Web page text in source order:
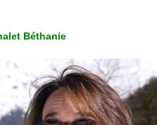
Béthanie